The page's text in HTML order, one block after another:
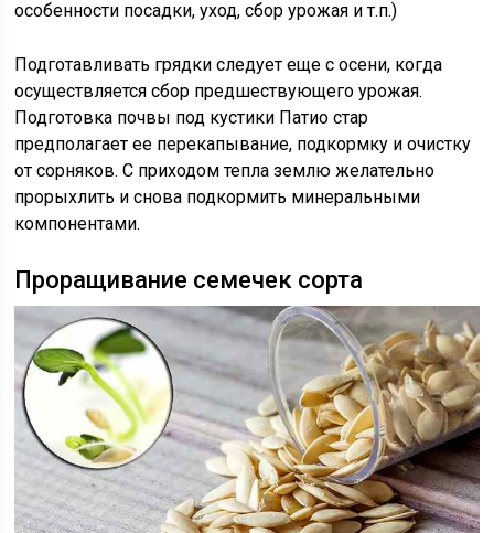
особенности посадки, уход, сбор урожая и т.п.)
Подготавливать грядки следует еще с осени, когда
осуществляется сбор предшествующего урожая.
Подготовка почвы под кустики Патио стар
предполагает ее перекапывание, подкормку и очистку
от сорняков. С приходом тепла землю желательно
прорыхлить и снова подкормить минеральными
компонентами.
Проращивание семечек сорта